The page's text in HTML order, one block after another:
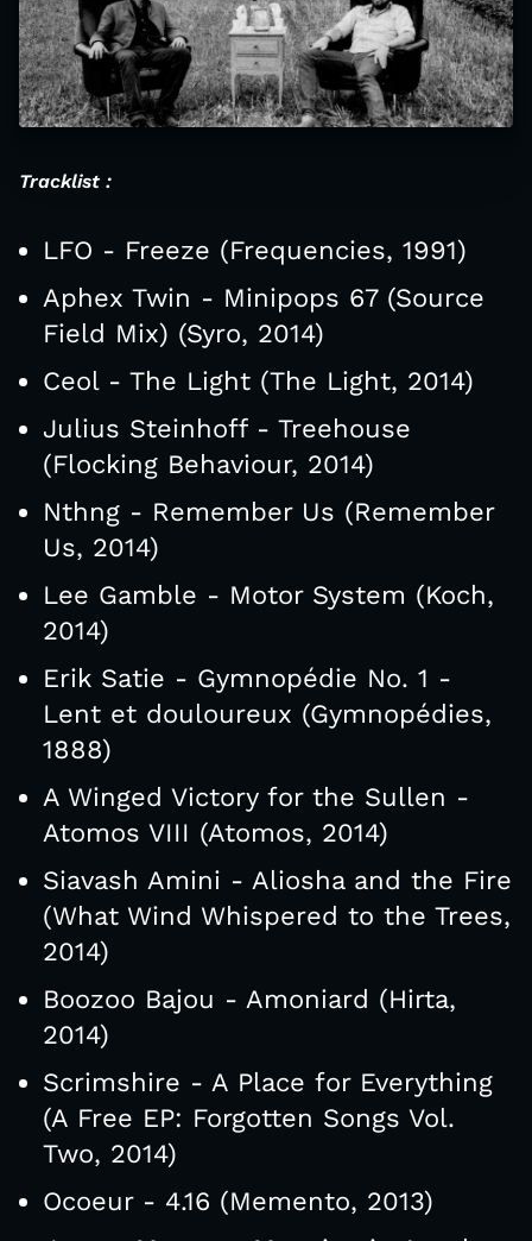
Tracklist :
LFO - Freeze (Frequencies, 1991)
Aphex Twin - Minipops 67 (Source
Field Mix) (Syro, 2014)
Ceol - The Light (The Light, 2014)
Julius Steinhoff - Treehouse
(Flocking Behaviour, 2014)
Nthng - Remember Us (Remember
Us, 2014)
Lee Gamble - Motor System (Koch,
2014)
Erik Satie - Gymnopédie No. 1 -
Lent et douloureux (Gymnopédies,
1888)
A Winged Victory for the Sullen -
Atomos VIII (Atomos, 2014)
Siavash Amini - Aliosha and the Fire
(What Wind Whispered to the Trees,
2014)
Boozoo Bajou - Amoniard (Hirta,
2014)
Scrimshire - A Place for Everything
(A Free EP: Forgotten Songs Vol.
Two, 2014)
Ocoeur - 4.16 (Memento, 2013)